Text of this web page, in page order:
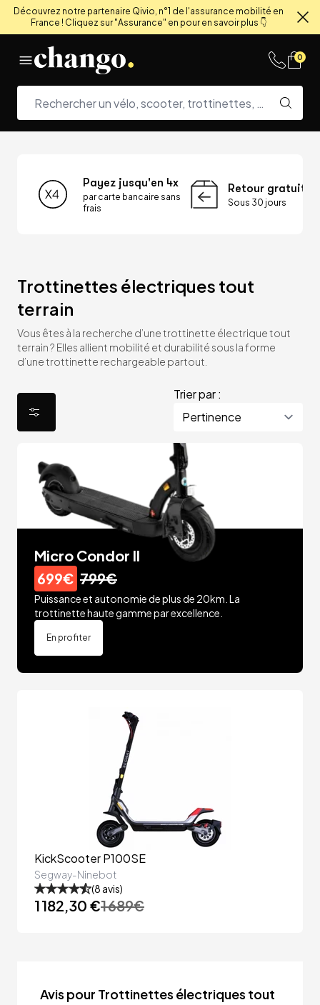
Découvrez notre partenaire Qivio, n°1 de l'assurance mobilité en
France ! Cliquez sur "Assurance" en pour en savoir plus 👇
0
Payez jusqu'en 4x
par carte bancaire sans
frais
Retour gratuit
Sous 30 jours
Trottinettes électriques tout
terrain
Vous êtes à la recherche d’une trottinette électrique tout
terrain ? Elles allient mobilité et durabilité sous la forme
d’une trottinette rechargeable partout.
Trier par :
Micro Condor II
699€ 799€
Puissance et autonomie de plus de 20km. La
trottinette haute gamme par excellence.
En profiter
KickScooter P100SE
Segway-Ninebot
(8 avis)
1 182,30 €1 689€
Avis pour Trottinettes électriques tout